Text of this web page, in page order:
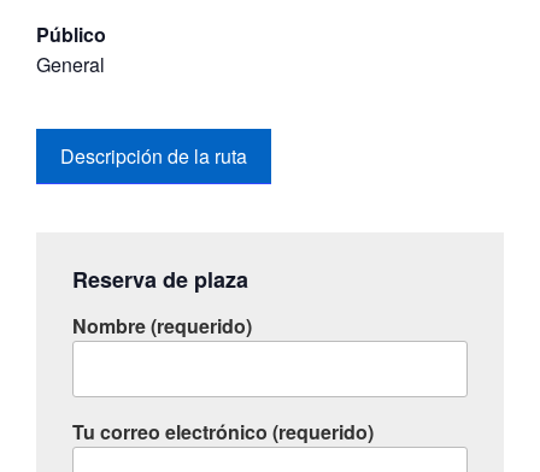
Público
General
Descripción de la ruta
Reserva de plaza
Nombre (requerido)
Tu correo electrónico (requerido)